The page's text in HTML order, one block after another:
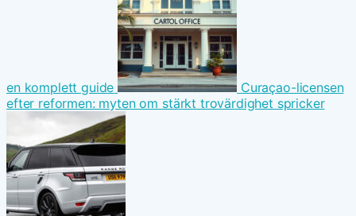
en komplett guide
Curaçao-licensen
efter reformen: myten om stärkt trovärdighet spricker